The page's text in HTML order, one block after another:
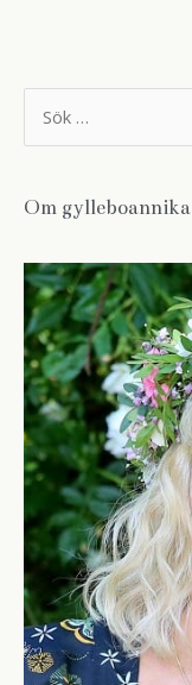
e
Om gylleboannika